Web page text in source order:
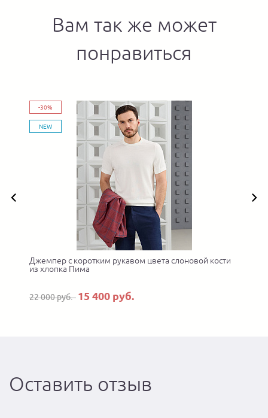
Вам так же может
понравиться
-30%
NEW
Джемпер с коротким рукавом цвета слоновой кости
из хлопка Пима
22 000 руб. 15 400 руб.
Оставить отзыв